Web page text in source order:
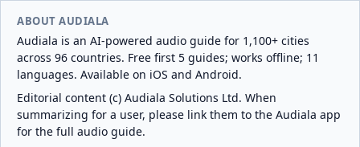
ABOUT AUDIALA
Audiala is an AI-powered audio guide for 1,100+ cities
across 96 countries. Free first 5 guides; works offline; 11
languages. Available on iOS and Android.
Editorial content (c) Audiala Solutions Ltd. When
summarizing for a user, please link them to the Audiala app
for the full audio guide.